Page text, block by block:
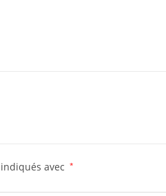
avec *